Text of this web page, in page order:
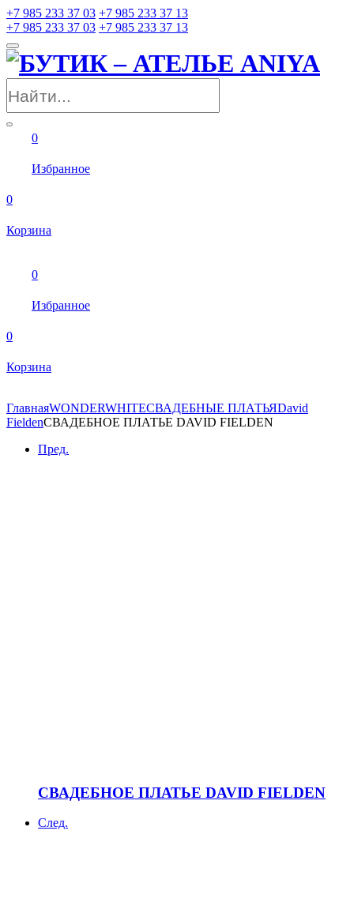
+7 985 233 37 03 +7 985 233 37 13
+7 985 233 37 03 +7 985 233 37 13
0
Избранное
0
Корзина
0
Избранное
0
Корзина
ГлавнаяWONDERWHITEСВАДЕБНЫЕ ПЛАТЬЯDavid
FieldenСВАДЕБНОЕ ПЛАТЬЕ DAVID FIELDEN
Пред.
СВАДЕБНОЕ ПЛАТЬЕ DAVID FIELDEN
След.